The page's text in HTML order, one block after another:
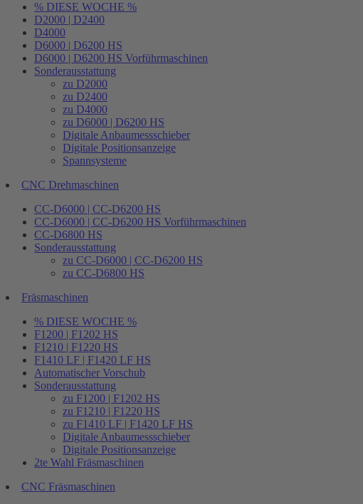
% DIESE WOCHE %
D2000 | D2400
D4000
D6000 | D6200 HS
D6000 | D6200 HS Vorführmaschinen
Sonderausstattung
zu D2000
zu D2400
zu D4000
zu D6000 | D6200 HS
Digitale Anbaumessschieber
Digitale Positionsanzeige
Spannsysteme
CNC Drehmaschinen
CC-D6000 | CC-D6200 HS
CC-D6000 | CC-D6200 HS Vorführmaschinen
CC-D6800 HS
Sonderausstattung
zu CC-D6000 | CC-D6200 HS
zu CC-D6800 HS
Fräsmaschinen
% DIESE WOCHE %
F1200 | F1202 HS
F1210 | F1220 HS
F1410 LF | F1420 LF HS
Automatischer Vorschub
Sonderausstattung
zu F1200 | F1202 HS
zu F1210 | F1220 HS
zu F1410 LF | F1420 LF HS
Digitale Anbaumessschieber
Digitale Positionsanzeige
2te Wahl Fräsmaschinen
CNC Fräsmaschinen